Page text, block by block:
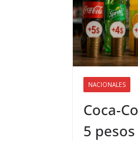
NACIONALES
Coca-
5